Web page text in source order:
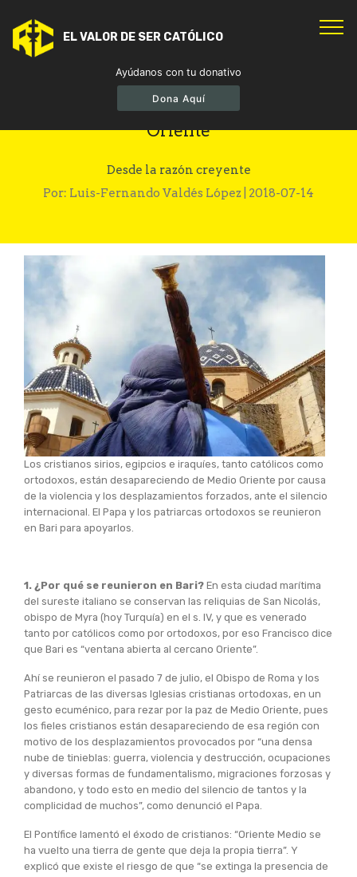
EL VALOR DE SER CATÓLICO
Ayúdanos con tu donativo
Dona Aquí
Se extinguen los cristianos de Medio
Oriente
Desde la razón creyente
Por: Luis-Fernando Valdés López | 2018-07-14
Los cristianos sirios, egipcios e iraquíes, tanto católicos como
ortodoxos, están desapareciendo de Medio Oriente por causa
de la violencia y los desplazamientos forzados, ante el silencio
internacional. El Papa y los patriarcas ortodoxos se reunieron
en Bari para apoyarlos.
1. ¿Por qué se reunieron en Bari? En esta ciudad marítima
del sureste italiano se conservan las reliquias de San Nicolás,
obispo de Myra (hoy Turquía) en el s. IV, y que es venerado
tanto por católicos como por ortodoxos, por eso Francisco dice
que Bari es “ventana abierta al cercano Oriente”.
Ahí se reunieron el pasado 7 de julio, el Obispo de Roma y los
Patriarcas de las diversas Iglesias cristianas ortodoxas, en un
gesto ecuménico, para rezar por la paz de Medio Oriente, pues
los fieles cristianos están desapareciendo de esa región con
motivo de los desplazamientos provocados por “una densa
nube de tinieblas: guerra, violencia y destrucción, ocupaciones
y diversas formas de fundamentalismo, migraciones forzosas y
abandono, y todo esto en medio del silencio de tantos y la
complicidad de muchos”, como denunció el Papa.
El Pontífice lamentó el éxodo de cristianos: “Oriente Medio se
ha vuelto una tierra de gente que deja la propia tierra”. Y
explicó que existe el riesgo de que “se extinga la presencia de